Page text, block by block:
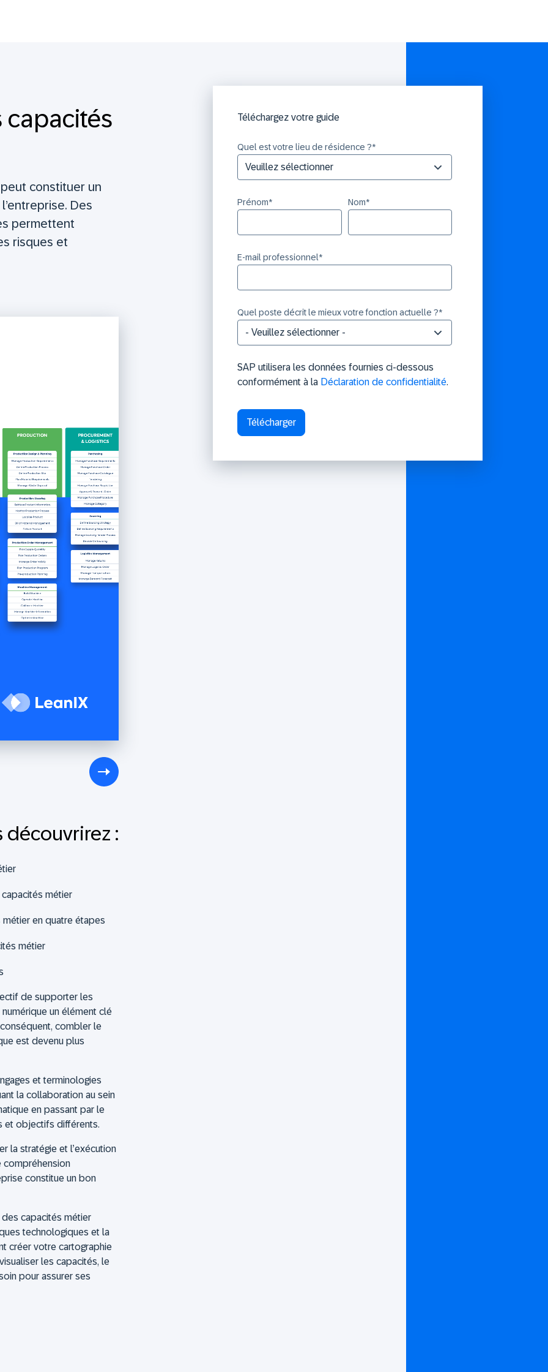
capacités
constituer un
Des
permettent
risques et
découvrirez :
métier
en quatre étapes
métier
de supporter les
un élément clé
combler le
est devenu plus
et terminologies
la collaboration au sein
en passant par le
et objectifs différents.
la stratégie et l’exécution
compréhension
constitue un bon
capacités métier
technologiques et la
créer votre cartographie
les capacités, le
pour assurer ses
Téléchargez votre guide
Quel est votre lieu de résidence ?*
Prénom* Nom*
E-mail professionnel*
Quel poste décrit le mieux votre fonction actuelle ?*
SAP utilisera les données fournies ci-dessous
conformément à la Déclaration de confidentialité.